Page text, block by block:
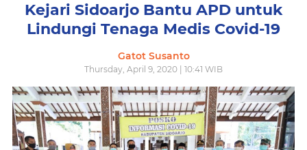
Kejari Sidoarjo Bantu APD untuk
Lindungi Tenaga Medis Covid-19
Gatot Susanto
Thursday, April 9, 2020 | 10:41 WIB